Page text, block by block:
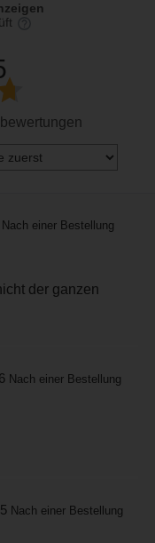
Nach einer Bestellung
der ganzen
Nach einer Bestellung
Nach einer Bestellung